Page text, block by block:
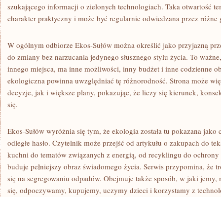
szukającego informacji o zielonych technologiach. Taka otwartość
charakter praktyczny i może być regularnie odwiedzana przez
W ogólnym odbiorze Ekos-Sułów można określić jako przyjazną
do zmiany bez narzucania jedynego słusznego stylu życia. To
innego miejsca, ma inne możliwości, inny budżet i inne codzienne
ekologiczna powinna uwzględniać tę różnorodność. Strona może
decyzje, jak i większe plany, pokazując, że liczy się kierunek,
się.
Ekos-Sułów wyróżnia się tym, że ekologia została tu pokazana jako
odległe hasło. Czytelnik może przejść od artykułu o zakupach do
kuchni do tematów związanych z energią, od recyklingu do
buduje pełniejszy obraz świadomego życia. Serwis przypomina, że
się na segregowaniu odpadów. Obejmuje także sposób, w jaki jemy,
się, odpoczywamy, kupujemy, uczymy dzieci i korzystamy z